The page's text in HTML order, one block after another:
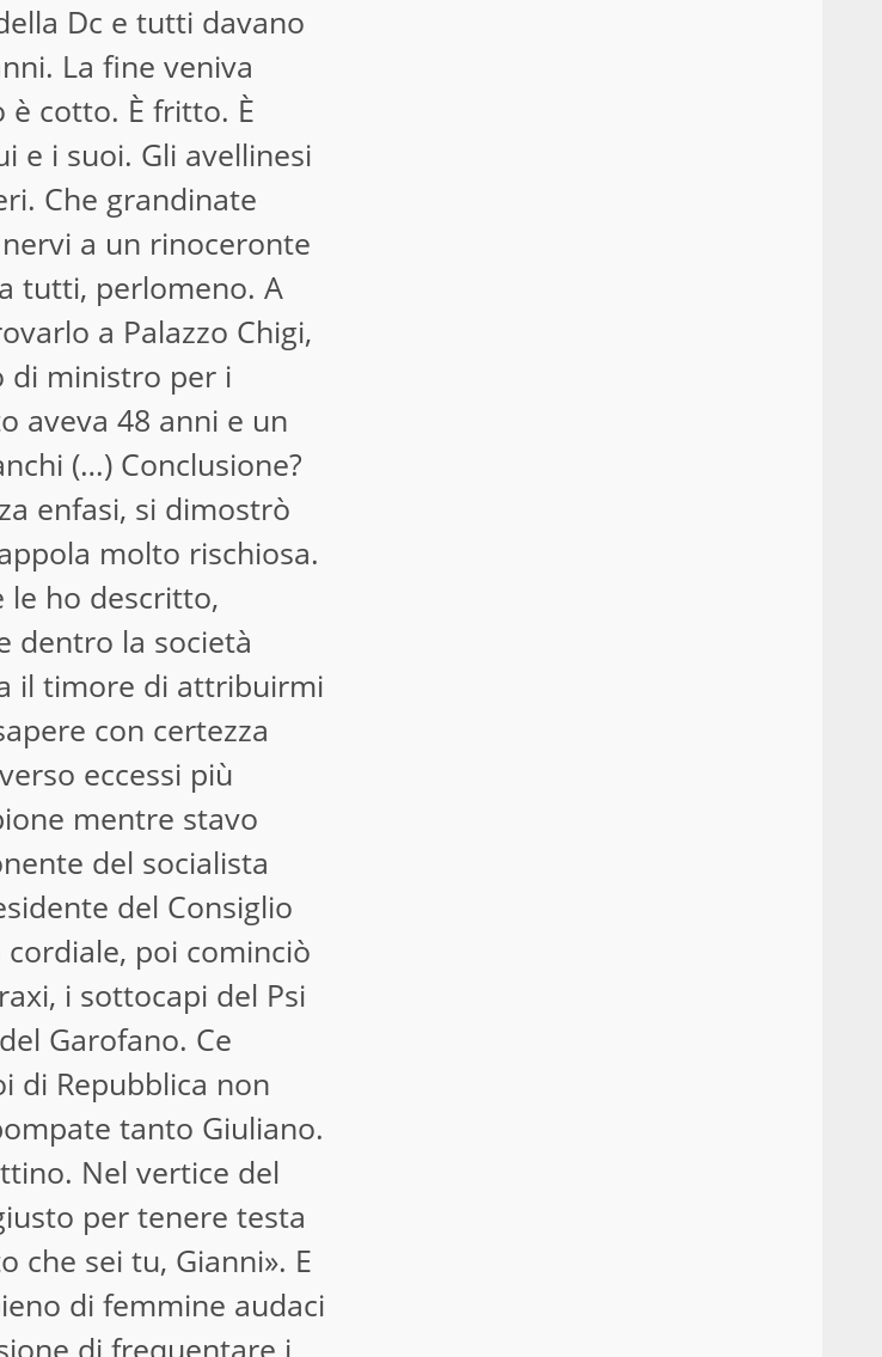
Dc e tutti davano
La fine veniva
è cotto. È fritto. È
e i suoi. Gli avellinesi
Che grandinate
a un rinoceronte
tutti, perlomeno. A
a Palazzo Chigi,
di ministro per i
aveva 48 anni e un
(…) Conclusione?
enfasi, si dimostrò
molto rischiosa.
le ho descritto,
dentro la società
il timore di attribuirmi
con certezza
eccessi più
mentre stavo
del socialista
del Consiglio
poi cominciò
i sottocapi del Psi
Garofano. Ce
di Repubblica non
tanto Giuliano.
Nel vertice del
per tenere testa
che sei tu, Gianni». E
di femmine audaci
di frequentare i